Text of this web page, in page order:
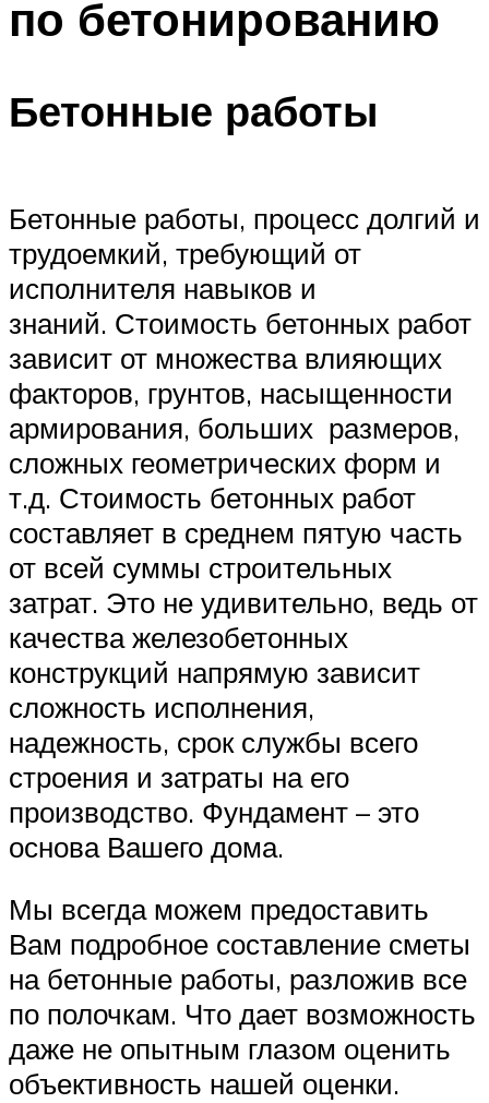
по бетонированию
Бетонные работы
Бетонные работы, процесс долгий и
трудоемкий, требующий от
исполнителя навыков и
знаний. Стоимость бетонных работ
зависит от множества влияющих
факторов, грунтов, насыщенности
армирования, больших размеров,
сложных геометрических форм и
т.д. Стоимость бетонных работ
составляет в среднем пятую часть
от всей суммы строительных
затрат. Это не удивительно, ведь от
качества железобетонных
конструкций напрямую зависит
сложность исполнения,
надежность, срок службы всего
строения и затраты на его
производство. Фундамент – это
основа Вашего дома.
Мы всегда можем предоставить
Вам подробное составление сметы
на бетонные работы, разложив все
по полочкам. Что дает возможность
даже не опытным глазом оценить
объективность нашей оценки.